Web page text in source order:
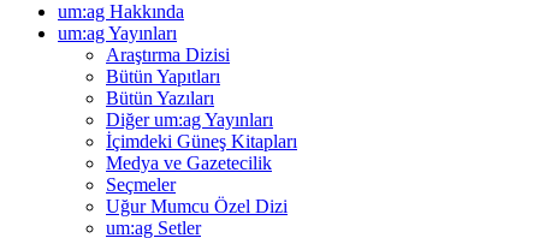
um:ag Hakkında
um:ag Yayınları
Araştırma Dizisi
Bütün Yapıtları
Bütün Yazıları
Diğer um:ag Yayınları
İçimdeki Güneş Kitapları
Medya ve Gazetecilik
Seçmeler
Uğur Mumcu Özel Dizi
um:ag Setler